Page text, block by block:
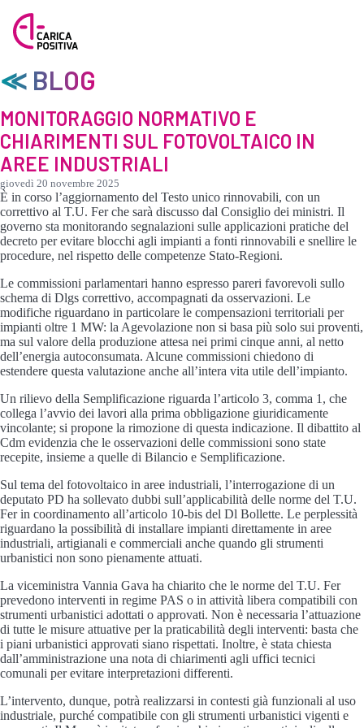
≪ BLOG
MONITORAGGIO NORMATIVO E
CHIARIMENTI SUL FOTOVOLTAICO IN
AREE INDUSTRIALI
giovedì 20 novembre 2025
È in corso l’aggiornamento del Testo unico rinnovabili, con un
correttivo al T.U. Fer che sarà discusso dal Consiglio dei ministri. Il
governo sta monitorando segnalazioni sulle applicazioni pratiche del
decreto per evitare blocchi agli impianti a fonti rinnovabili e snellire le
procedure, nel rispetto delle competenze Stato-Regioni.
Le commissioni parlamentari hanno espresso pareri favorevoli sullo
schema di Dlgs correttivo, accompagnati da osservazioni. Le
modifiche riguardano in particolare le compensazioni territoriali per
impianti oltre 1 MW: la Agevolazione non si basa più solo sui proventi,
ma sul valore della produzione attesa nei primi cinque anni, al netto
dell’energia autoconsumata. Alcune commissioni chiedono di
estendere questa valutazione anche all’intera vita utile dell’impianto.
Un rilievo della Semplificazione riguarda l’articolo 3, comma 1, che
collega l’avvio dei lavori alla prima obbligazione giuridicamente
vincolante; si propone la rimozione di questa indicazione. Il dibattito al
Cdm evidenzia che le osservazioni delle commissioni sono state
recepite, insieme a quelle di Bilancio e Semplificazione.
Sul tema del fotovoltaico in aree industriali, l’interrogazione di un
deputato PD ha sollevato dubbi sull’applicabilità delle norme del T.U.
Fer in coordinamento all’articolo 10-bis del Dl Bollette. Le perplessità
riguardano la possibilità di installare impianti direttamente in aree
industriali, artigianali e commerciali anche quando gli strumenti
urbanistici non sono pienamente attuati.
La viceministra Vannia Gava ha chiarito che le norme del T.U. Fer
prevedono interventi in regime PAS o in attività libera compatibili con
strumenti urbanistici adottati o approvati. Non è necessaria l’attuazione
di tutte le misure attuative per la praticabilità degli interventi: basta che
i piani urbanistici approvati siano rispettati. Inoltre, è stata chiesta
dall’amministrazione una nota di chiarimenti agli uffici tecnici
comunali per evitare interpretazioni differenti.
L’intervento, dunque, potrà realizzarsi in contesti già funzionali al uso
industriale, purché compatibile con gli strumenti urbanistici vigenti e